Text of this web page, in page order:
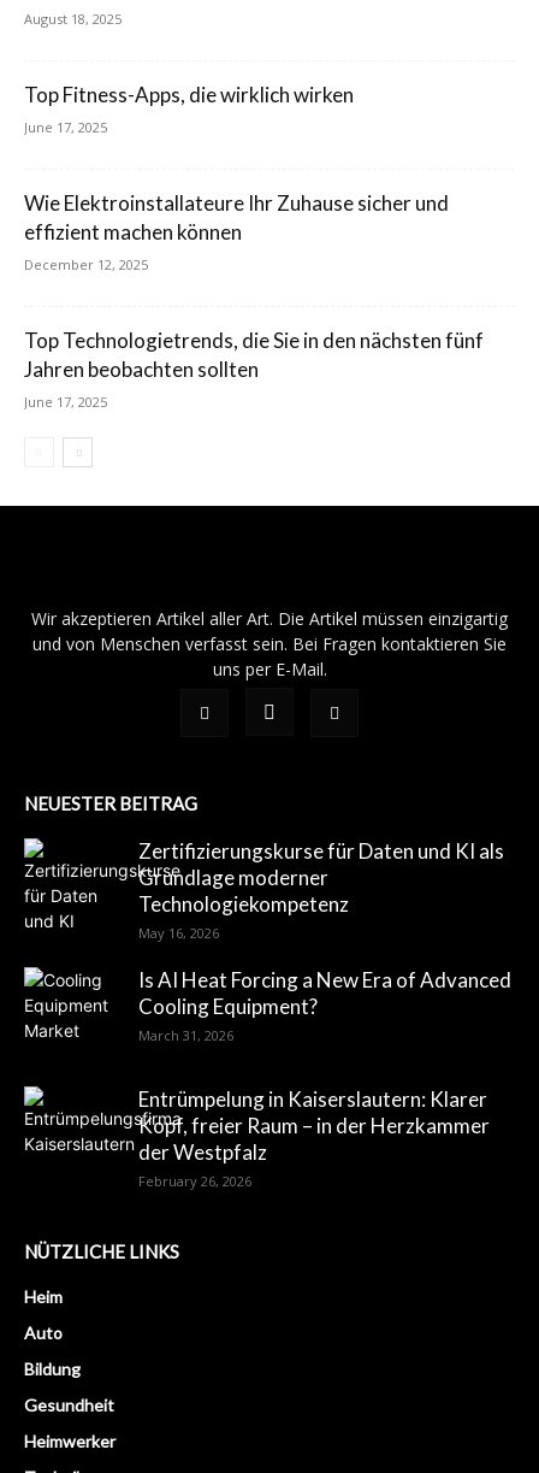
August 18, 2025
Top Fitness-Apps, die wirklich wirken
June 17, 2025
Wie Elektroinstallateure Ihr Zuhause sicher und
effizient machen können
December 12, 2025
Top Technologietrends, die Sie in den nächsten fünf
Jahren beobachten sollten
June 17, 2025
Wir akzeptieren Artikel aller Art. Die Artikel müssen einzigartig
und von Menschen verfasst sein. Bei Fragen kontaktieren Sie
uns per E-Mail.
NEUESTER BEITRAG
Zertifizierungskurse für Daten und KI als
Grundlage moderner
Technologiekompetenz
May 16, 2026
Is AI Heat Forcing a New Era of Advanced
Cooling Equipment?
March 31, 2026
Entrümpelung in Kaiserslautern: Klarer
Kopf, freier Raum – in der Herzkammer
der Westpfalz
February 26, 2026
NÜTZLICHE LINKS
Heim
Auto
Bildung
Gesundheit
Heimwerker